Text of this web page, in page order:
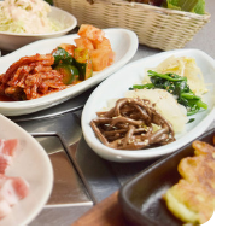
フとして、主にお客様へ
。韓国料理や焼肉を中心
は笑顔での接客や料理の
ていただきます。状況に
ーブルの片付けもお願い